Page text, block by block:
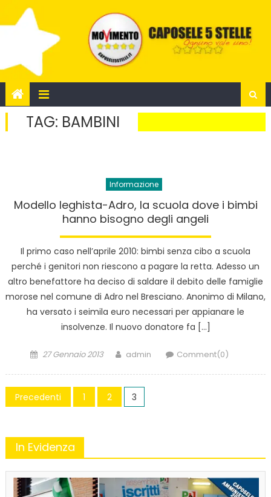
to
TAG: BAMBINI
Informazione
Modello leghista-Adro, la scuola dove i bimbi
hanno bisogno degli angeli
Il primo caso nell’aprile 2010: bimbi senza cibo a scuola
perché i genitori non riescono a pagare la retta. Adesso un
altro benefattore ha deciso di saldare il debito delle famiglie
morose nel comune di Adro nel Bresciano. Anonimo di Milano,
ha versato i seimila euro necessari per appianare le
insolvenze. Il nuovo donatore fa […]
Posted
27 Gennaio 2013 Author
admin Comment(0)
Navigazione
Precedenti 1 2 3
In Evidenza